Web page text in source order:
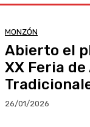
MONZÓN
Abierto el
XX Feria
26/01/2026